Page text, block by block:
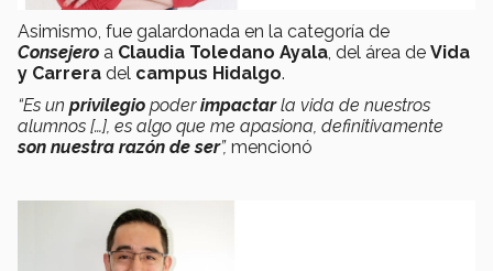
Asimismo, fue galardonada en la categoría de
Consejero a Claudia Toledano Ayala , del área de Vida
y Carrera del campus Hidalgo.
“Es un privilegio poderimpactarla vida de nuestros
alumnos […], es algo que me apasiona, definitivamente
son nuestra razón de ser”, mencionó